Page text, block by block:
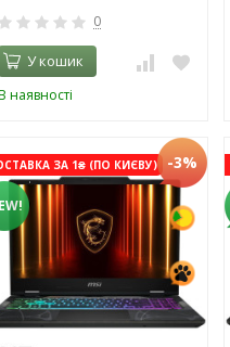
0
У кошик
наявності
ЗА 1₴ (ПО КИЄВУ) -3%